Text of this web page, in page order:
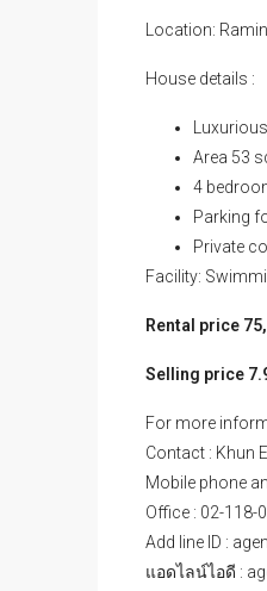
Location:
House details :
Area 53
4
Parking
Private
Facility:
Rental price
Selling price
For more
Contact : Khun
Mobile phone
Office : 02-118-
Add line ID :
แอดไลน์ไอดี :